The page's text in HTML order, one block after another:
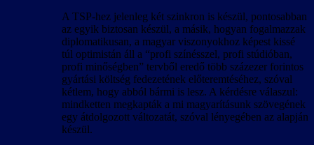
A TSP-hez jelenleg két szinkron is készül, pontosabban
az egyik biztosan készül, a másik, hogyan fogalmazzak
diplomatikusan, a magyar viszonyokhoz képest kissé
túl optimistán áll a “profi színésszel, profi stúdióban,
profi minőségben” tervből eredő több százezer forintos
gyártási költség fedezetének előteremtéséhez, szóval
kétlem, hogy abból bármi is lesz. A kérdésre válaszul:
mindketten megkapták a mi magyarításunk szövegének
egy átdolgozott változatát, szóval lényegében az alapján
készül.